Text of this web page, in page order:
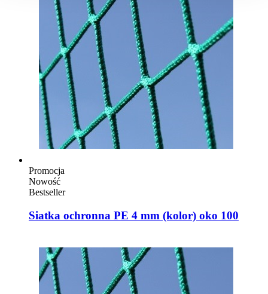
Promocja
Nowość
Bestseller
Siatka ochronna PE 4 mm (kolor) oko 100